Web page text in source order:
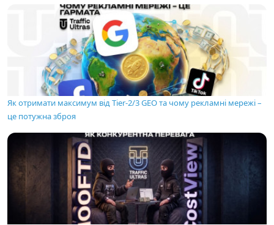
Як отримати максимум від Tier-2/3 GEO та чому рекламні мережі –
це потужна зброя